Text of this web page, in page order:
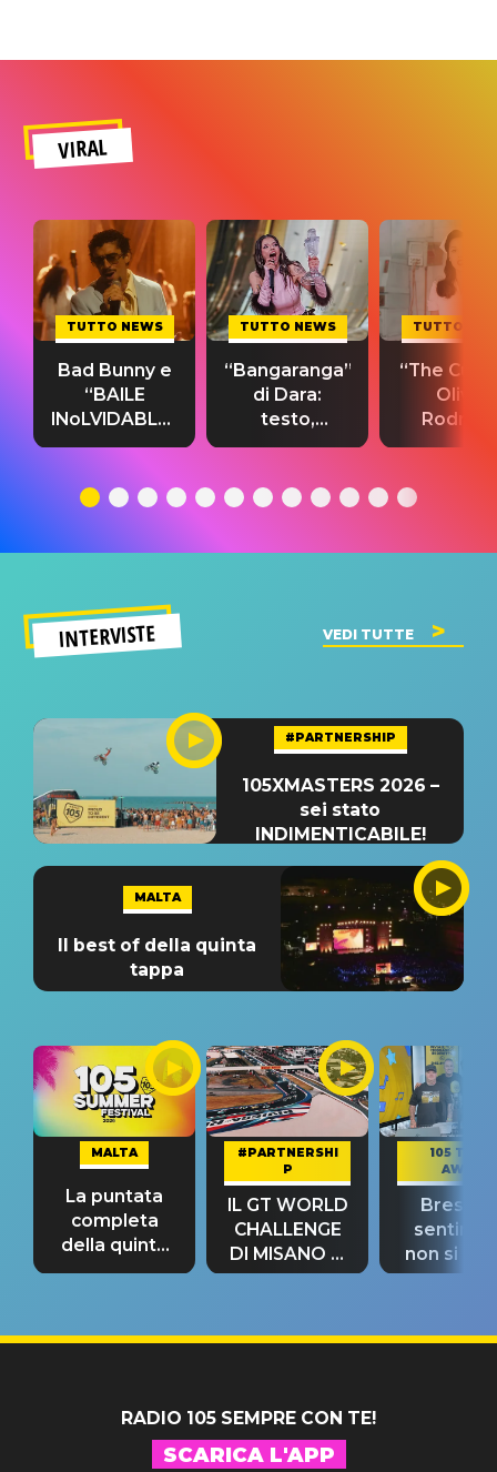
VIRAL
TUTTO NEWS
Bad Bunny e
“BAILE
INoLVIDABLE”:
testo,
significato
TUTTO NEWS
“Bangaranga”
di Dara:
testo,
traduzione e
del singolo
TUTTO
“The
Olivia
testo,
INTERVISTE VEDI TUTTE
#PARTNERSHIP
105XMASTERS 2026 –
sei stato
INDIMENTICABILE!
MALTA
Il best of della quinta
tappa
MALTA
La puntata
completa
della quinta
tappa
#PARTNERSHI
P
IL GT WORLD
CHALLENGE
DI MISANO si
riconferma
105 TAKE
AWAY
Bresh:
non si
fino alla
RADIO 105 SEMPRE CON TE!
SCARICA L'APP